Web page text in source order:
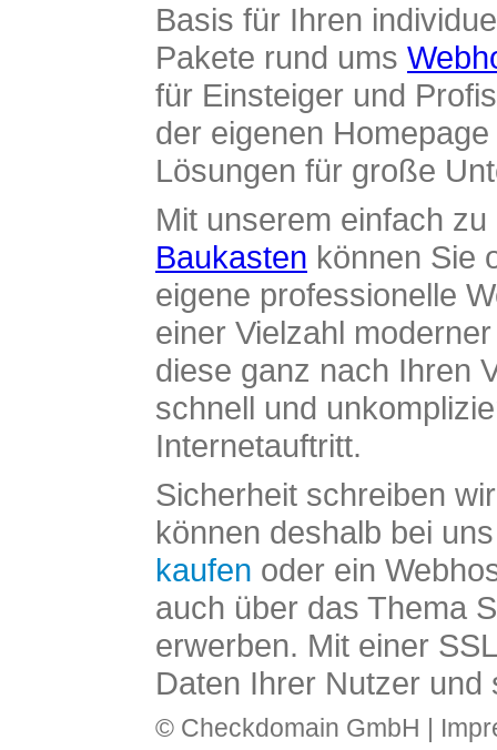
Basis für Ihren
Pakete rund ums
für Einsteiger und
der eigenen
Lösungen für große
Mit unserem einfach
Baukasten können Sie
eigene professionelle
einer Vielzahl
diese ganz nach Ihren
schnell und
Internetauftritt.
Sicherheit schreiben
können deshalb bei
kaufen oder ein
auch über das Thema
erwerben. Mit einer
Daten Ihrer Nutzer und
© Checkdomain GmbH |